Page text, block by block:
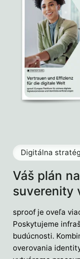
Váš plán
suverenity
Digitálna
sproof je oveľa
Poskytujeme
budúcnosti.
overovania